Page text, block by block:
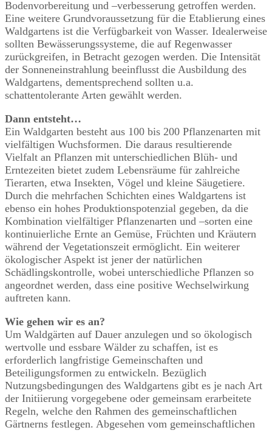
Bodenvorbereitung und –verbesserung getroffen werden.
Eine weitere Grundvoraussetzung für die Etablierung eines
Waldgartens ist die Verfügbarkeit von Wasser. Idealerweise
sollten Bewässerungssysteme, die auf Regenwasser
zurückgreifen, in Betracht gezogen werden. Die Intensität
der Sonneneinstrahlung beeinflusst die Ausbildung des
Waldgartens, dementsprechend sollten u.a.
schattentolerante Arten gewählt werden.
Dann entsteht…
Ein Waldgarten besteht aus 100 bis 200 Pflanzenarten mit
vielfältigen Wuchsformen. Die daraus resultierende
Vielfalt an Pflanzen mit unterschiedlichen Blüh- und
Erntezeiten bietet zudem Lebensräume für zahlreiche
Tierarten, etwa Insekten, Vögel und kleine Säugetiere.
Durch die mehrfachen Schichten eines Waldgartens ist
ebenso ein hohes Produktionspotenzial gegeben, da die
Kombination vielfältiger Pflanzenarten und –sorten eine
kontinuierliche Ernte an Gemüse, Früchten und Kräutern
während der Vegetationszeit ermöglicht. Ein weiterer
ökologischer Aspekt ist jener der natürlichen
Schädlingskontrolle, wobei unterschiedliche Pflanzen so
angeordnet werden, dass eine positive Wechselwirkung
auftreten kann.
Wie gehen wir es an?
Um Waldgärten auf Dauer anzulegen und so ökologisch
wertvolle und essbare Wälder zu schaffen, ist es
erforderlich langfristige Gemeinschaften und
Beteiligungsformen zu entwickeln. Bezüglich
Nutzungsbedingungen des Waldgartens gibt es je nach Art
der Initiierung vorgegebene oder gemeinsam erarbeitete
Regeln, welche den Rahmen des gemeinschaftlichen
Gärtnerns festlegen. Abgesehen vom gemeinschaftlichen